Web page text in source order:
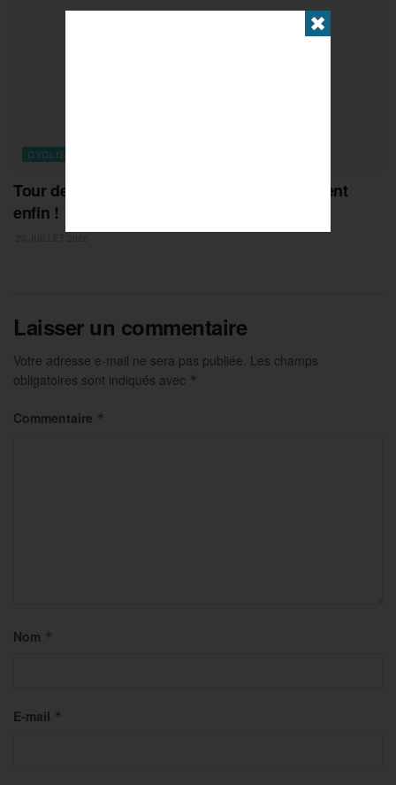
CYCLISME
Tour de France 2026 : Richard Carapaz la tient
enfin !
Laisser un commentaire
Votre adresse e-mail ne sera pas publiée. Les champs
obligatoires sont indiqués avec *
Commentaire *
Nom *
E-mail *
✖